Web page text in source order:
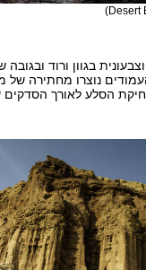
נוצרו מחתירה של
הסלע לאורך הסדקים